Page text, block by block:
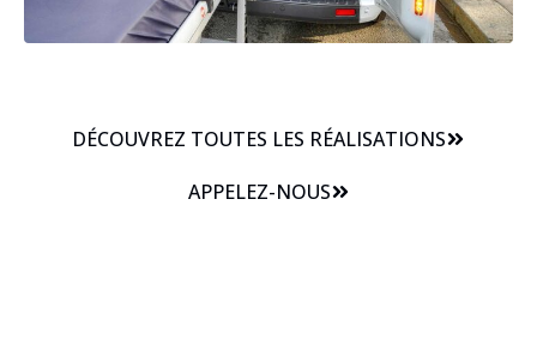
DÉCOUVREZ TOUTES LES RÉALISATIONS
APPELEZ-NOUS